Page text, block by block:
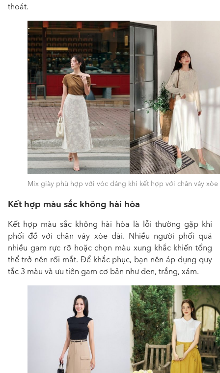
thoát.
Mix giày phù hợp với vóc dáng khi kết hợp với chân váy xòe
Kết hợp màu sắc không hài hòa
Kết hợp màu sắc không hài hòa là lỗi thường gặp khi
phối đồ với chân váy xòe dài. Nhiều người phối quá
nhiều gam rực rỡ hoặc chọn màu xung khắc khiến tổng
thể trở nên rối mắt. Để khắc phục, bạn nên áp dụng quy
tắc 3 màu và ưu tiên gam cơ bản như đen, trắng, xám.